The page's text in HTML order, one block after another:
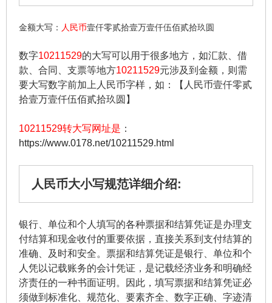
金额大写： 人民币壹仟零贰拾壹万壹仟伍佰贰拾玖圆
数字10211529的大写可以用于很多地方，如汇款、借
款、合同、支票等地方10211529元涉及到金额，则需
要大写数字前加上人民币字样，如：【人民币壹仟零贰
拾壹万壹仟伍佰贰拾玖圆】
10211529转大写网址是 ：
https://www.0178.net/10211529.html
人民币大小写规范详细介绍:
银行、单位和个人填写的各种票据和结算凭证是办理支
付结算和现金收付的重要依据，直接关系到支付结算的
准确、及时和安全。票据和结算凭证是银行、单位和个
人凭以记载账务的会计凭证，是记载经济业务和明确经
济责任的一种书面证明。因此，填写票据和结算凭证必
须做到标准化、规范化、要素齐全、数字正确、字迹清